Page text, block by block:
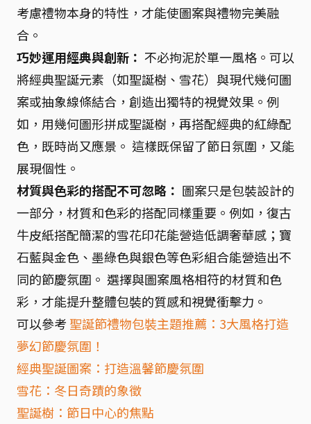
考慮禮物本身的特性，才能使圖案與禮物完美融
合。
巧妙運用經典與創新： 不必拘泥於單一風格。可以
將經典聖誕元素（如聖誕樹、雪花）與現代幾何圖
案或抽象線條結合，創造出獨特的視覺效果。例
如，用幾何圖形拼成聖誕樹，再搭配經典的紅綠配
色，既時尚又應景。 這樣既保留了節日氛圍，又能
展現個性。
材質與色彩的搭配不可忽略： 圖案只是包裝設計的
一部分，材質和色彩的搭配同樣重要。例如，復古
牛皮紙搭配簡潔的雪花印花能營造低調奢華感；寶
石藍與金色、墨綠色與銀色等色彩組合能營造出不
同的節慶氛圍。 選擇與圖案風格相符的材質和色
彩，才能提升整體包裝的質感和視覺衝擊力。
可以參考 聖誕節禮物包裝主題推薦：3大風格打造
夢幻節慶氛圍！
經典聖誕圖案：打造溫馨節慶氛圍
雪花：冬日奇蹟的象徵
聖誕樹：節日中心的焦點